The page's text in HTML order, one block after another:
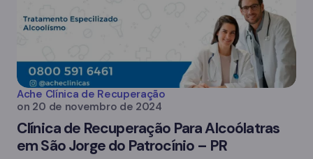
Ache Clínica de Recuperação
on 20 de novembro de 2024
Clínica de Recuperação Para Alcoólatras
em São Jorge do Patrocínio – PR